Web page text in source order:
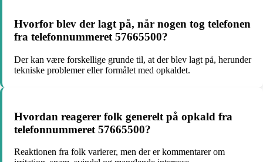
Hvorfor blev der lagt på, når nogen tog telefonen
fra telefonnummeret 57665500?
Der kan være forskellige grunde til, at der blev lagt på, herunder
tekniske problemer eller formålet med opkaldet.
Hvordan reagerer folk generelt på opkald fra
telefonnummeret 57665500?
Reaktionen fra folk varierer, men der er kommentarer om